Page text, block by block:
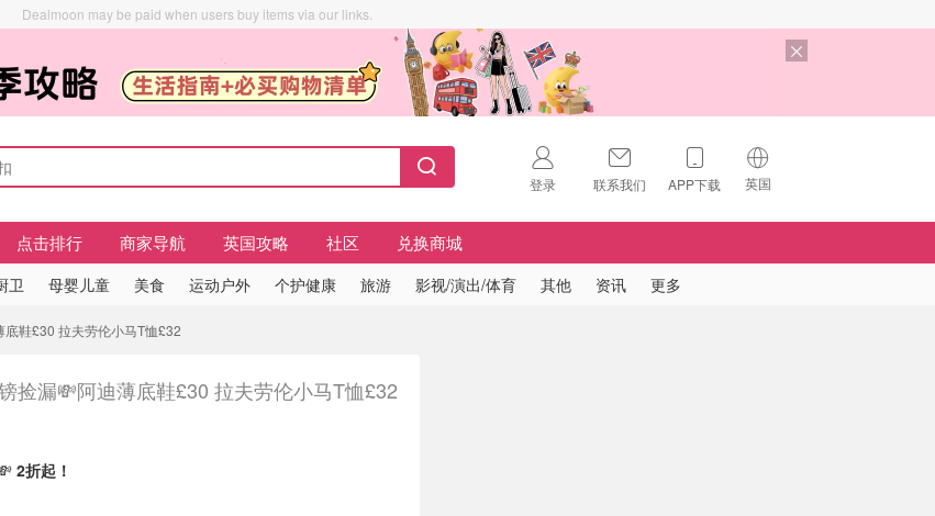
Dealmoon may be paid when users buy items via our links.
登录 联系我们 APP下载 英国
🇺🇸
🇨🇳
中国
点击排行 商家导航 英国攻略 社区 兑换商城
卫 母婴儿童 美食 运动户外 个护健康 旅游 影视/演出/体育 其他 资讯 更多
鞋£30 拉夫劳伦小马T恤£32
捡漏💸阿迪薄底鞋£30 拉夫劳伦小马T恤£32
2折起！